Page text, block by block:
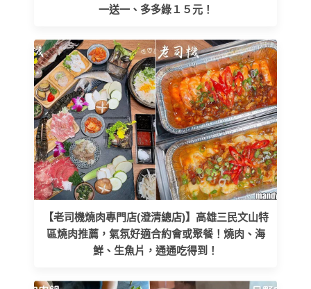
一送一、多多綠１５元！
【老司機燒肉專門店(澄清總店)】高雄三民文山特
區燒肉推薦，氣氛好適合約會或聚餐！燒肉、海
鮮、生魚片，通通吃得到！